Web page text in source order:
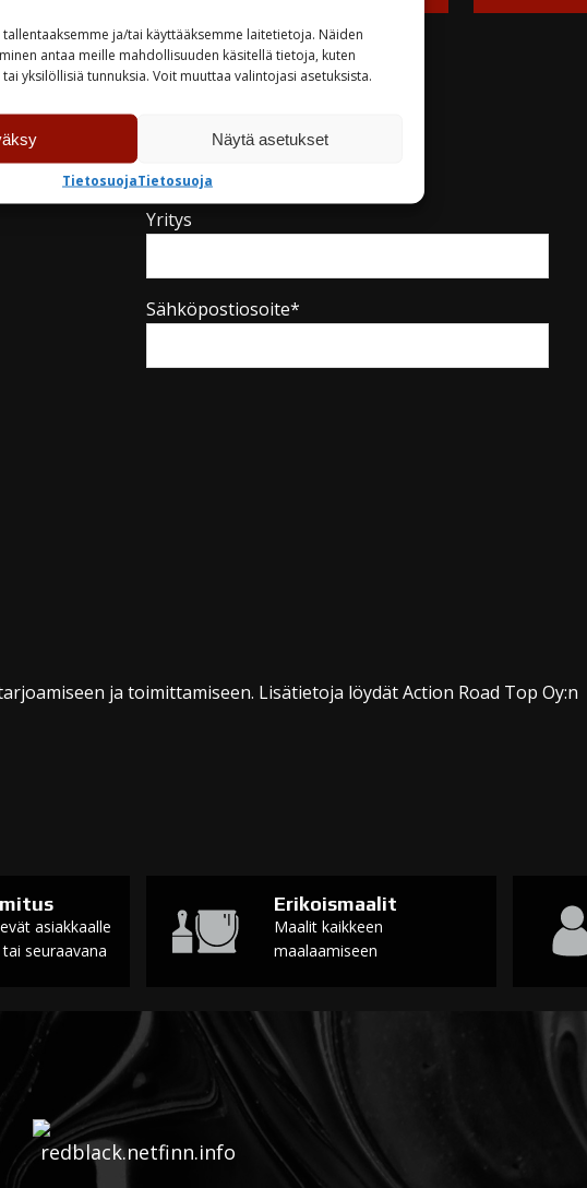
tallentaaksemme ja/tai käyttääksemme laitetietoja. Näiden
antaa meille mahdollisuuden käsitellä tietoja, kuten
yksilöllisiä tunnuksia. Voit muuttaa valintojasi asetuksista.
Näytä asetukset
TietosuojaTietosuoja
Yritys
Sähköpostiosoite*
ja toimittamiseen. Lisätietoja löydät Action Road Top Oy:n
asiakkaalle
seuraavana
Erikoismaalit
Maalit kaikkeen
maalaamiseen